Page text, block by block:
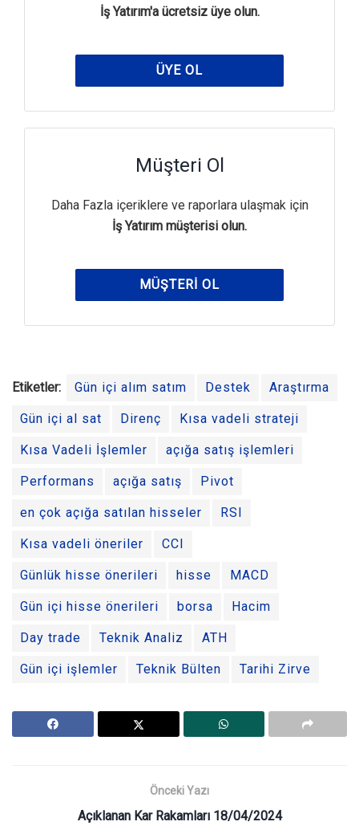
İş Yatırım'a ücretsiz üye olun.
ÜYE OL
Müşteri Ol
Daha Fazla içeriklere ve raporlara ulaşmak için
İş Yatırım müşterisi olun.
MÜŞTERI OL
Etiketler: Gün içi alım satım Destek Araştırma
Gün içi al sat Direnç Kısa vadeli strateji
Kısa Vadeli İşlemler açığa satış işlemleri
Performans açığa satış Pivot
en çok açığa satılan hisseler RSI
Kısa vadeli öneriler CCI
Günlük hisse önerileri hisse MACD
Gün içi hisse önerileri borsa Hacim
Day trade Teknik Analiz ATH
Gün içi işlemler Teknik Bülten Tarihi Zirve
Önceki Yazı
Açıklanan Kar Rakamları 18/04/2024